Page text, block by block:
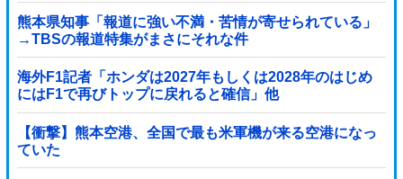
熊本県知事「報道に強い不満・苦情が寄せられている」
→TBSの報道特集がまさにそれな件
海外F1記者「ホンダは2027年もしくは2028年のはじめ
にはF1で再びトップに戻れると確信」他
【衝撃】熊本空港、全国で最も米軍機が来る空港になっ
ていた